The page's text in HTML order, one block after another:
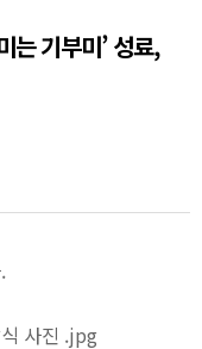
는 기부미’ 성료,
.